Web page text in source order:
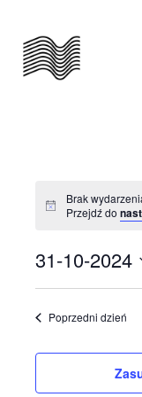
treści
Powiadomienie
Brak
Przejdź do
31-10-2024
Wybierz
datę.Poprzedni dzień